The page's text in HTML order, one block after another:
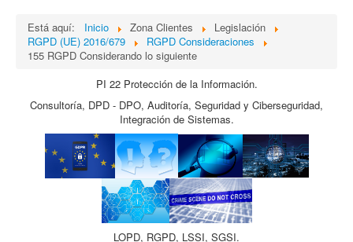
Está aquí: Inicio Zona Clientes
Legislación
RGPD (UE) 2016/679
RGPD Consideraciones
155 RGPD Considerando lo siguiente
PI 22 Protección de la Información.
Consultoría, DPD - DPO, Auditoría, Seguridad y Ciberseguridad,
Integración de Sistemas.
LOPD, RGPD, LSSI, SGSI.